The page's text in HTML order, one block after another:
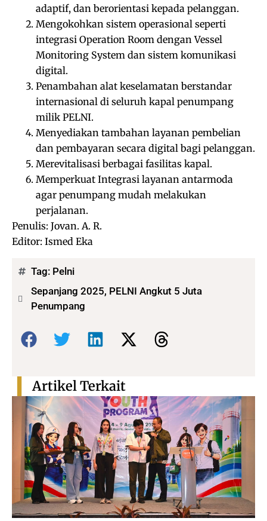
adaptif, dan berorientasi kepada pelanggan.
Mengokohkan sistem operasional seperti
integrasi Operation Room dengan Vessel
Monitoring System dan sistem komunikasi
digital.
Penambahan alat keselamatan berstandar
internasional di seluruh kapal penumpang
milik PELNI.
Menyediakan tambahan layanan pembelian
dan pembayaran secara digital bagi pelanggan.
Merevitalisasi berbagai fasilitas kapal.
Memperkuat Integrasi layanan antarmoda
agar penumpang mudah melakukan
perjalanan.
Penulis: Jovan. A. R.
Editor: Ismed Eka
Tag: Pelni
Sepanjang 2025, PELNI Angkut 5 Juta
Penumpang
Bagikan:
Artikel Terkait